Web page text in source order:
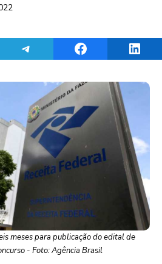
ThreadsShare on TelegramShare on Facebook
meses para publicação do edital de
- Foto: Agência Brasil